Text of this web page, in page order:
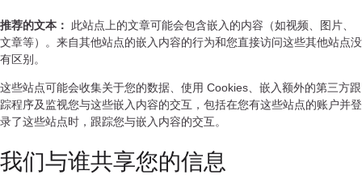
推荐的文本： 此站点上的文章可能会包含嵌入的内容（如视频、图片、
文章等）。来自其他站点的嵌入内容的行为和您直接访问这些其他站点没
有区别。
这些站点可能会收集关于您的数据、使用 Cookies、嵌入额外的第三方跟
踪程序及监视您与这些嵌入内容的交互，包括在您有这些站点的账户并登
录了这些站点时，跟踪您与嵌入内容的交互。
我们与谁共享您的信息